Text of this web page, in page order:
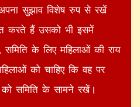
सुझाव विशेष रुप से रखें
करते हैं उसको भी इसमें
समिति के लिए महिलाओं की राय
को चाहिए कि वह पर
समिति के सामने रखें।